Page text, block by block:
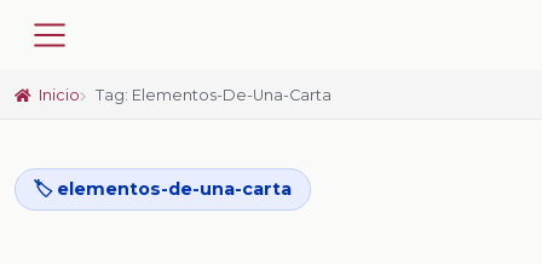
Inicio Tag: Elementos-De-Una-Carta
🏷️ elementos-de-una-carta